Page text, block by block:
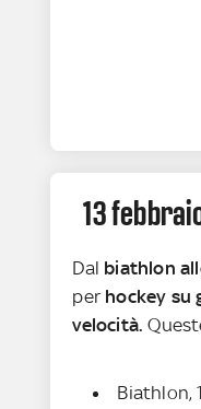
13
Dal biathlon
per hockey su
velocità.
Biathlon,